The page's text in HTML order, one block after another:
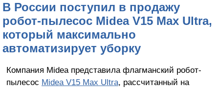
В России поступил в продажу
робот-пылесос Midea V15 Max Ultra,
который максимально
автоматизирует уборку
Компания Midea представила флагманский робот-
пылесос Midea V15 Max Ultra, рассчитанный на